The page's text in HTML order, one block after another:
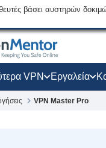
βάσει αυστηρών
VPN Εργαλεία
VPN Master Pro